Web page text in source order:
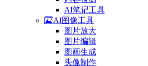
AI笔记工具
AI图像工具
图片放大
图片编辑
图画生成
头像制作